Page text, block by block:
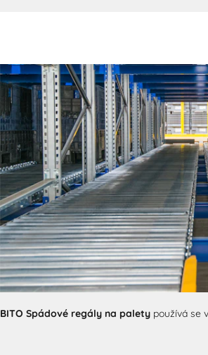
BITO Spádové regály na paletypoužívá se